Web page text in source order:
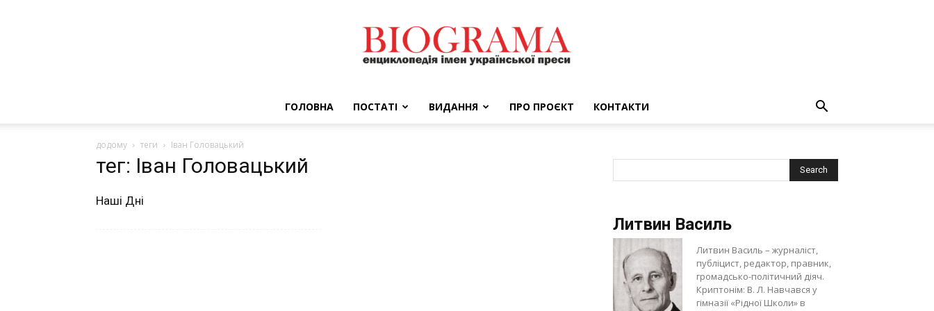
BIOGRAMA
ГОЛОВНА ПОСТАТІ ВИДАННЯ ПРО ПРОЄКТ КОНТАКТИ
додому теги Іван Головацький
тег: Іван Головацький
Наші Дні
Литвин Василь
Литвин Василь – журналіст,
публіцист, редактор, правник,
громадсько-політичний діяч.
Криптонім: В. Л. Навчався у
гімназії «Рідної Школи» в